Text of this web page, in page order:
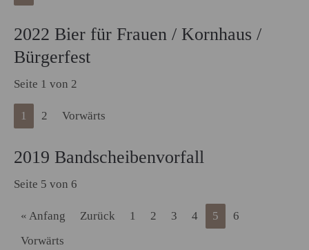
2022 Bier für Frauen / Kornhaus /
Bürgerfest
Seite 1 von 2
1 2 Vorwärts
2019 Bandscheibenvorfall
Seite 5 von 6
« Anfang Zurück 1 2 3 4 5
6
Vorwärts